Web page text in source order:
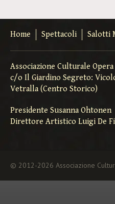
Home Spettacoli Salotti
Associazione Culturale Opera
c/o Il Giardino Segreto:
Vetralla (Centro Storico)
Presidente Susanna Ohtonen
Direttore Artistico Luigi De
© 2012-2026 Associazione